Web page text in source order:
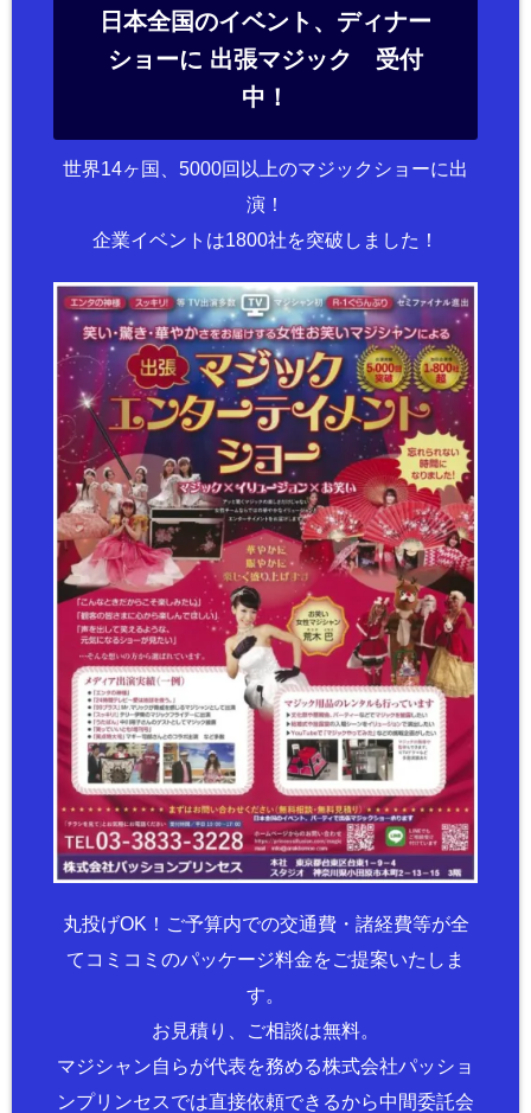
日本全国のイベント、ディナー
ショーに 出張マジック 受付
中！
世界14ヶ国、5000回以上のマジックショーに出
演！
企業イベントは1800社を突破しました！
丸投げOK！ご予算内での交通費・諸経費等が全
てコミコミのパッケージ料金をご提案いたしま
す。
お見積り、ご相談は無料。
マジシャン自らが代表を務める株式会社パッショ
ンプリンセスでは直接依頼できるから中間委託会